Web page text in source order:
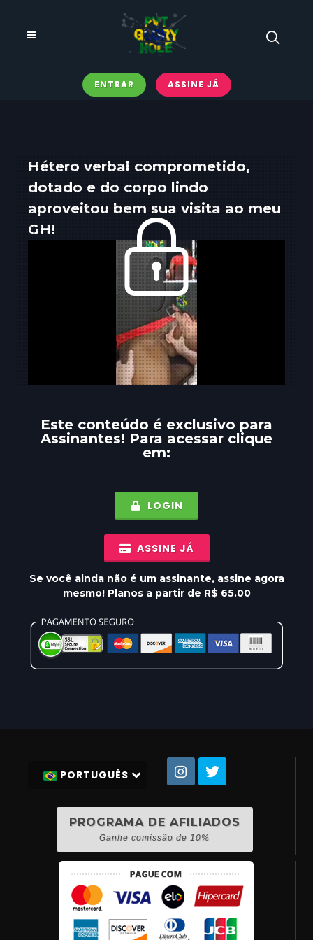
ENTRAR ASSINE JÁ
Hétero verbal comprometido,
dotado e do corpo lindo
aproveitou bem sua visita ao meu
GH!
Este conteúdo é exclusivo para
Assinantes! Para acessar clique
em:
LOGIN
ASSINE JÁ
Se você ainda não é um assinante, assine agora
mesmo! Planos a partir de R$ 65.00
PORTUGUÊS
PROGRAMA DE AFILIADOS
Ganhe comissão de 10%